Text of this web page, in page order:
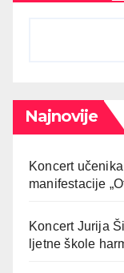
Najnovije
Koncert
manifestacije
Koncert Jurija
ljetne škole